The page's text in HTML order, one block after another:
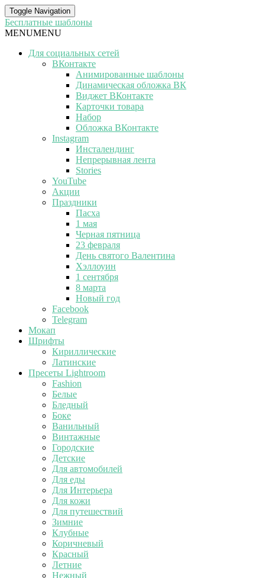
Toggle Navigation
Бесплатные шаблоны
MENUMENU
Для социальных сетей
ВКонтакте
Анимированные шаблоны
Динамическая обложка ВК
Виджет ВКонтакте
Карточки товара
Набор
Обложка ВКонтакте
Instagram
Инсталендинг
Непрерывная лента
Stories
YouTube
Акции
Праздники
Пасха
1 мая
Черная пятница
23 февраля
День святого Валентина
Хэллоуин
1 сентября
8 марта
Новый год
Facebook
Telegram
Мокап
Шрифты
Кириллические
Латинские
Пресеты Lightroom
Fashion
Белые
Бледный
Боке
Ванильный
Винтажные
Городские
Детские
Для автомобилей
Для еды
Для Интерьера
Для кожи
Для путешествий
Зимние
Клубные
Коричневый
Красный
Летние
Нежный